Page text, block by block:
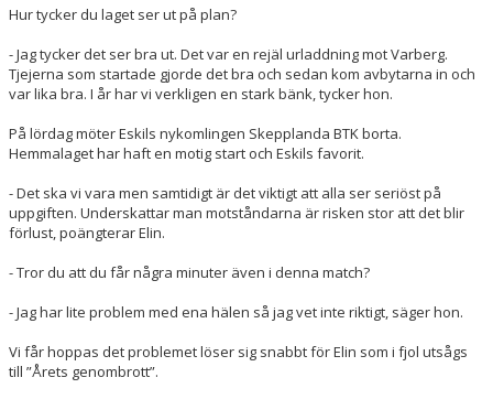
Hur tycker du laget ser ut på plan?
- Jag tycker det ser bra ut. Det var en rejäl urladdning mot Varberg.
Tjejerna som startade gjorde det bra och sedan kom avbytarna in och
var lika bra. I år har vi verkligen en stark bänk, tycker hon.
På lördag möter Eskils nykomlingen Skepplanda BTK borta.
Hemmalaget har haft en motig start och Eskils favorit.
- Det ska vi vara men samtidigt är det viktigt att alla ser seriöst på
uppgiften. Underskattar man motståndarna är risken stor att det blir
förlust, poängterar Elin.
- Tror du att du får några minuter även i denna match?
- Jag har lite problem med ena hälen så jag vet inte riktigt, säger hon.
Vi får hoppas det problemet löser sig snabbt för Elin som i fjol utsågs
till ”Årets genombrott”.